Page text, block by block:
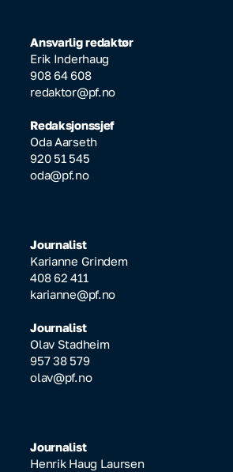
Ansvarlig redaktør
Erik Inderhaug
908 64 608
redaktor@pf.no
Redaksjonssjef
Oda Aarseth
920 51 545
oda@pf.no
Journalist
Karianne Grindem
408 62 411
karianne@pf.no
Journalist
Olav Stadheim
957 38 579
olav@pf.no
Journalist
Henrik Haug Laursen